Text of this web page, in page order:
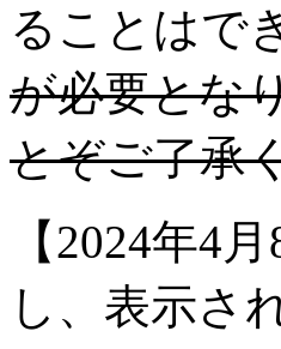
ることはで
が必要とな
とぞご了承
【2024年4
し、表示さ